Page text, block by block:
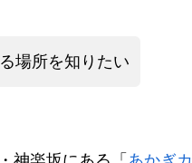
場所を知りたい